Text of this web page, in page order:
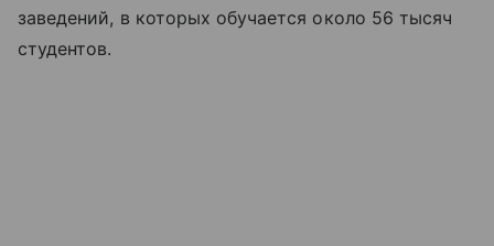
заведений, в которых обучается около 56 тысяч
студентов.